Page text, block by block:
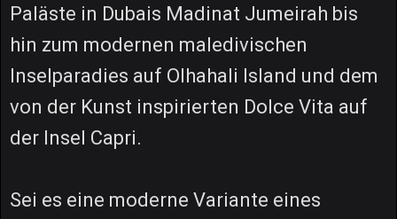
Paläste in Dubais Madinat Jumeirah bis
hin zum modernen maledivischen
Inselparadies auf Olhahali Island und dem
von der Kunst inspirierten Dolce Vita auf
der Insel Capri.
Sei es eine moderne Variante eines